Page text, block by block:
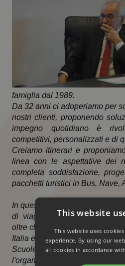
famiglia dal 1989.
Da 32 anni ci adoperiamo per
nostri clienti, proponendo
impegno quotidiano è
competitivi, personalizzati e di
Creiamo itinerari e
linea con le aspettative dei
completa soddisfazione,
pacchetti turistici in Bus, Nave,
In questo ambito siamo
di viaggi di istruzione e di
oltre che a stage lavorativi
Italia ed all'Estero.
Scuole di ogni ordine
l'organizzazione dei propri
This website
This website uses
experience. By using our
all cookies in accordance